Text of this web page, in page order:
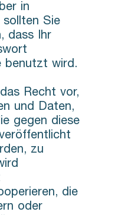
in
sollten Sie
dass Ihr
benutzt wird.
Recht vor,
und Daten,
gegen diese
zu
die
oder